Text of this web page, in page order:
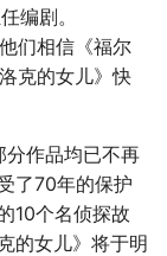
编剧。
们相信《福尔
克的女儿》快
分作品均已不再
了70年的保护
10个名侦探故
的女儿》将于明